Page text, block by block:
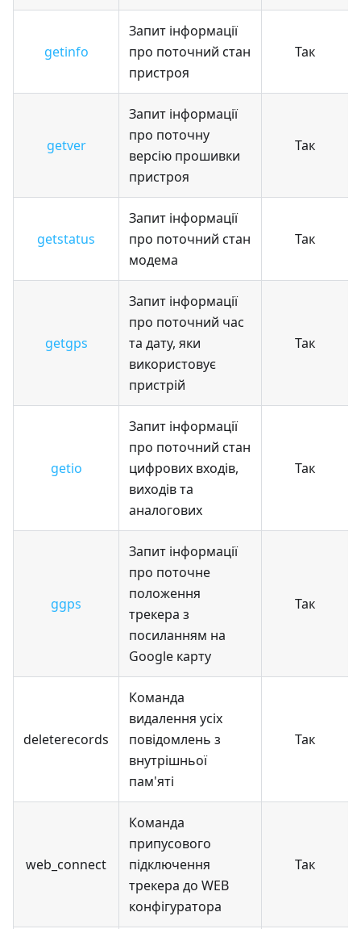
getinfo
Запит інформації
про поточний стан
пристроя
Так
getver
Запит інформації
про поточну
версію прошивки
пристроя
Так
getstatus
Запит інформації
про поточний стан
модема
Так
getgps
Запит інформації
про поточний час
та дату, яки
використовує
пристрій
Так
getio
Запит інформації
про поточний стан
цифрових входів,
виходів та
аналогових
Так
ggps
Запит інформації
про поточне
положення
трекера з
посиланням на
Google карту
Так
deleterecords
Команда
видалення усіх
повідомлень з
внутрішньої
пам'яті
Так
web_connect
Команда
припусового
підключення
трекера до WEB
конфігуратора
Так